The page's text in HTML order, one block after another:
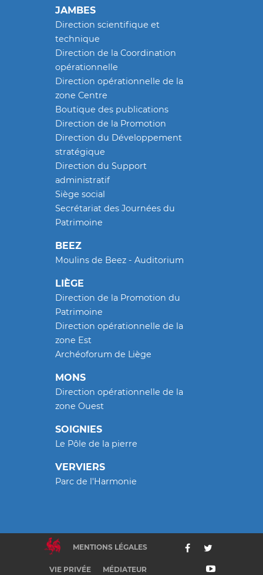
JAMBES
Direction scientifique et
technique
Direction de la Coordination
opérationnelle
Direction opérationnelle de la
zone Centre
Boutique des publications
Direction de la Promotion
Direction du Développement
stratégique
Direction du Support
administratif
Siège social
Secrétariat des Journées du
Patrimoine
BEEZ
Moulins de Beez - Auditorium
LIÈGE
Direction de la Promotion du
Patrimoine
Direction opérationnelle de la
zone Est
Archéoforum de Liège
MONS
Direction opérationnelle de la
zone Ouest
SOIGNIES
Le Pôle de la pierre
VERVIERS
Parc de l'Harmonie
MENTIONS LÉGALES
VIE PRIVÉE MÉDIATEUR